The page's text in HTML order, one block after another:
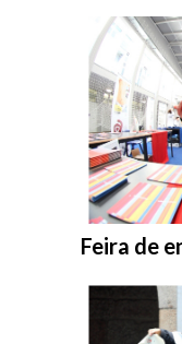
Entrar na
Feira de